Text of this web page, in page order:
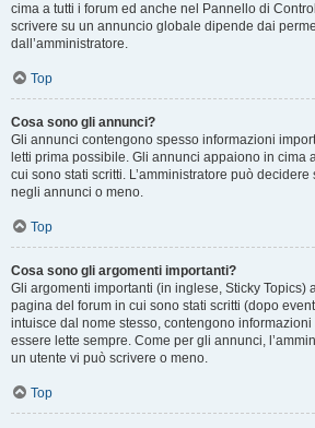
cima a tutti i forum ed anche nel Pannello di
scrivere su un annuncio globale dipende dai
dall’amministratore.
Top
Cosa sono gli annunci?
Gli annunci contengono spesso informazioni
letti prima possibile. Gli annunci appaiono in cima
cui sono stati scritti. L’amministratore può
negli annunci o meno.
Top
Cosa sono gli argomenti importanti?
Gli argomenti importanti (in inglese, Sticky Topics)
pagina del forum in cui sono stati scritti (dopo
intuisce dal nome stesso, contengono
essere lette sempre. Come per gli annunci,
un utente vi può scrivere o meno.
Top